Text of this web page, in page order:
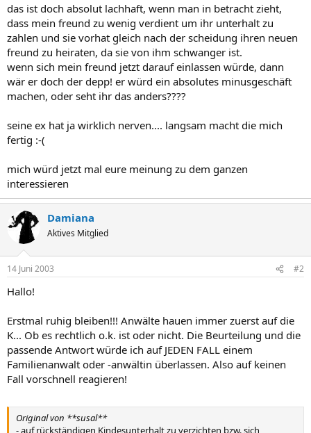
das ist doch absolut lachhaft, wenn man in betracht zieht,
dass mein freund zu wenig verdient um ihr unterhalt zu
zahlen und sie vorhat gleich nach der scheidung ihren neuen
freund zu heiraten, da sie von ihm schwanger ist.
wenn sich mein freund jetzt darauf einlassen würde, dann
wär er doch der depp! er würd ein absolutes minusgeschäft
machen, oder seht ihr das anders????
seine ex hat ja wirklich nerven.... langsam macht die mich
fertig :-(
mich würd jetzt mal eure meinung zu dem ganzen
interessieren
Damiana
Aktives Mitglied
14 Juni 2003 #2
Hallo!
Erstmal ruhig bleiben!!! Anwälte hauen immer zuerst auf die
K... Ob es rechtlich o.k. ist oder nicht. Die Beurteilung und die
passende Antwort würde ich auf JEDEN FALL einem
Familienanwalt oder -anwältin überlassen. Also auf keinen
Fall vorschnell reagieren!
Original von **susal**
- auf rückständigen Kindesunterhalt zu verzichten bzw. sich